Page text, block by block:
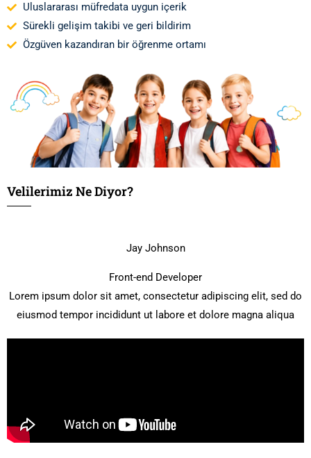
Uluslararası müfredata uygun içerik
Sürekli gelişim takibi ve geri bildirim
Özgüven kazandıran bir öğrenme ortamı
Velilerimiz Ne Diyor?
Jay Johnson
Front-end Developer
Lorem ipsum dolor sit amet, consectetur adipiscing elit, sed do
eiusmod tempor incididunt ut labore et dolore magna aliqua